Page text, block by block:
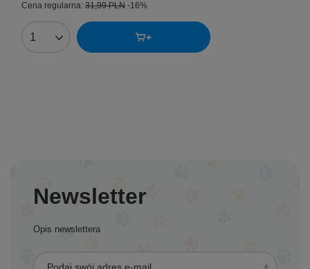
Cena regularna: 31,99 PLN -16%
Ilość produktów
Newsletter
Opis newslettera